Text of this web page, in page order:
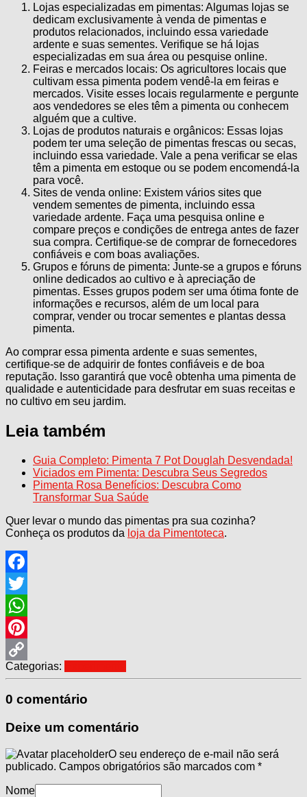
Lojas especializadas em pimentas: Algumas lojas se
dedicam exclusivamente à venda de pimentas e
produtos relacionados, incluindo essa variedade
ardente e suas sementes. Verifique se há lojas
especializadas em sua área ou pesquise online.
Feiras e mercados locais: Os agricultores locais que
cultivam essa pimenta podem vendê-la em feiras e
mercados. Visite esses locais regularmente e pergunte
aos vendedores se eles têm a pimenta ou conhecem
alguém que a cultive.
Lojas de produtos naturais e orgânicos: Essas lojas
podem ter uma seleção de pimentas frescas ou secas,
incluindo essa variedade. Vale a pena verificar se elas
têm a pimenta em estoque ou se podem encomendá-la
para você.
Sites de venda online: Existem vários sites que
vendem sementes de pimenta, incluindo essa
variedade ardente. Faça uma pesquisa online e
compare preços e condições de entrega antes de fazer
sua compra. Certifique-se de comprar de fornecedores
confiáveis e com boas avaliações.
Grupos e fóruns de pimenta: Junte-se a grupos e fóruns
online dedicados ao cultivo e à apreciação de
pimentas. Esses grupos podem ser uma ótima fonte de
informações e recursos, além de um local para
comprar, vender ou trocar sementes e plantas dessa
pimenta.
Ao comprar essa pimenta ardente e suas sementes,
certifique-se de adquirir de fontes confiáveis e de boa
reputação. Isso garantirá que você obtenha uma pimenta de
qualidade e autenticidade para desfrutar em suas receitas e
no cultivo em seu jardim.
Leia também
Guia Completo: Pimenta 7 Pot Douglah Desvendada!
Viciados em Pimenta: Descubra Seus Segredos
Pimenta Rosa Benefícios: Descubra Como
Transformar Sua Saúde
Quer levar o mundo das pimentas pra sua cozinha?
Conheça os produtos da loja da Pimentoteca.
Facebook
Twitter
WhatsApp
Pinterest
Copy
Link
Categorias:
0 comentário
Deixe um comentário
O seu endereço de e-mail não será
publicado. Campos obrigatórios são marcados com *
Nome